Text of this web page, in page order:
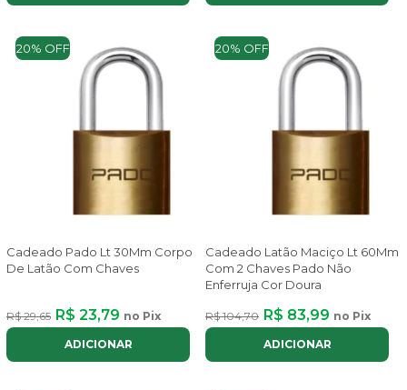
20% OFF
Cadeado Pado Lt 30Mm Corpo
De Latão Com Chaves
R$ 29,65 R$ 23,79 no Pix
ADICIONAR
20% OFF
Cadeado Latão Maciço Lt 60Mm
Com 2 Chaves Pado Não
Enferruja Cor Doura
R$ 104,70 R$ 83,99 no Pix
ADICIONAR